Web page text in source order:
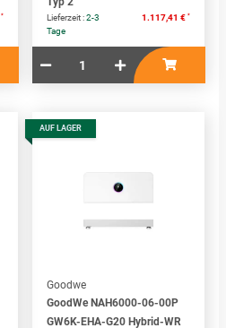
* Lieferzeit :2-3
Tage
1.117,41 € *
AUF LAGER
Goodwe
GoodWe NAH6000-06-00P
GW6K-EHA-G20 Hybrid-WR